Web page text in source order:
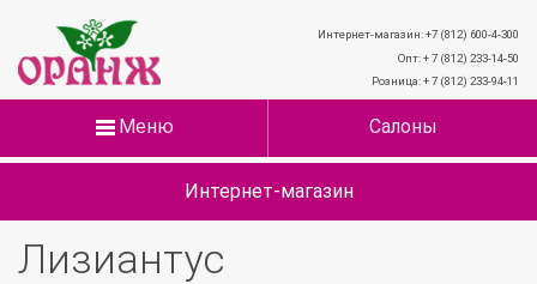
Интернет-магазин: +7 (812) 600-4-300
Опт: + 7 (812) 233-14-50
Розница: + 7 (812) 233-94-11
Меню Салоны
Интернет-магазин
Лизиантус